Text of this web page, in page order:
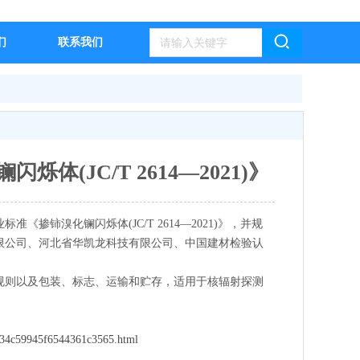
联系我们
闪烁体(JC/T 2614—2021)》
准《掺铈溴化镧闪烁体(JC/T 2614—2021)》，并规
司、河北省华凯龙科技有限公司、中国建材检验认
以及包装、标志、运输和贮存，适用于核辐射探测